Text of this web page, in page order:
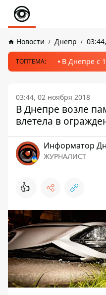
Новости Днепр
ТОПТЕМА: В Днепре с
03:44, 02 ноября 2018
В Днепре возле
влетела в
Информатор
ЖУРНАЛИСТ
👍